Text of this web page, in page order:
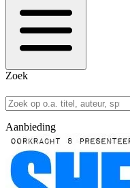
Zoek
Aanbieding